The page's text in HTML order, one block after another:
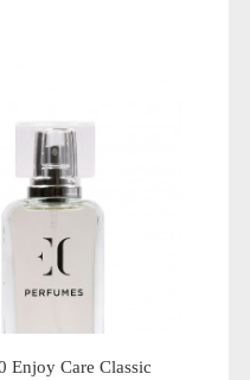
Enjoy Care Classic